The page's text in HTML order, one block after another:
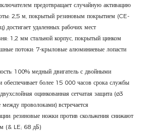
предотвращает случайную активацию
2,5 м, покрытый резиновым покрытием (CE-
достигает удаленных рабочих мест
1,2 мм стальной корпус, покрытый цинком
потоки: 7-крыловые алюминиевые лопасти
100% медный двигатель с двойными
более 15 000 часов срока службы
оцинкованная сетчатая защита (ø3
проволоками) встречается
резиновые ножки против скольжения снижают
(& LE; 68 дБ)